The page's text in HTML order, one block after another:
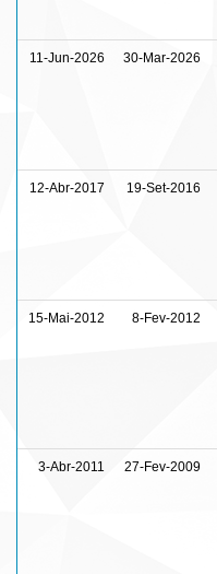
11-Jun-2026 30-Mar-2026
12-Abr-2017 19-Set-2016
15-Mai-2012 8-Fev-2012
3-Abr-2011 27-Fev-2009